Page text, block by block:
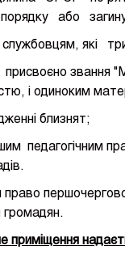
або
які
звання
і одиноким
близнят;
педагогічним
право
громадян.
приміщення